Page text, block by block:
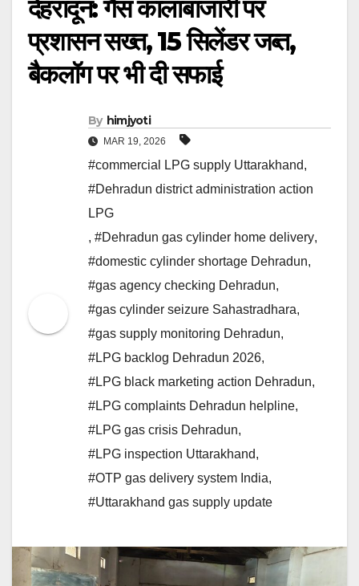
देहरादून: गैस कालाबाजारी पर
प्रशासन सख्त, 15 सिलेंडर जब्त,
बैकलॉग पर भी दी सफाई
By himjyoti
MAR 19, 2026
#commercial LPG supply Uttarakhand,
#Dehradun district administration action
LPG
, #Dehradun gas cylinder home delivery,
#domestic cylinder shortage Dehradun,
#gas agency checking Dehradun,
#gas cylinder seizure Sahastradhara,
#gas supply monitoring Dehradun,
#LPG backlog Dehradun 2026,
#LPG black marketing action Dehradun,
#LPG complaints Dehradun helpline,
#LPG gas crisis Dehradun,
#LPG inspection Uttarakhand,
#OTP gas delivery system India,
#Uttarakhand gas supply update